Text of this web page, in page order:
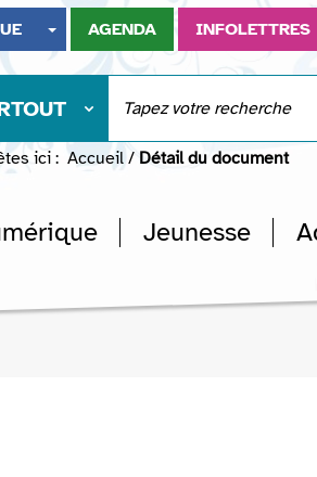
AGENDA INFOLETTRES
ici : Accueil / Détail du document
Jeunesse